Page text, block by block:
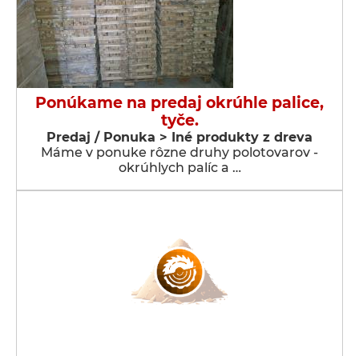
Ponúkame na predaj okrúhle palice,
tyče.
Predaj / Ponuka > Iné produkty z dreva
Máme v ponuke rôzne druhy polotovarov -
okrúhlych palíc a …